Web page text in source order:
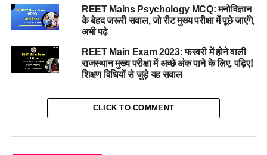
REET Mains Psychology MCQ: मनोविज्ञान
के बेहद जरूरी सवाल, जो रीट मुख्य परीक्षा में पूछे जाएंगे,
अभी पढ़े
REET Main Exam 2023: फरवरी में होने वाली
राजस्थान मुख्य परीक्षा में अच्छे अंक पाने के लिए, पढ़िए!
शिक्षण विधियों से जुड़े यह सवाल
CLICK TO COMMENT